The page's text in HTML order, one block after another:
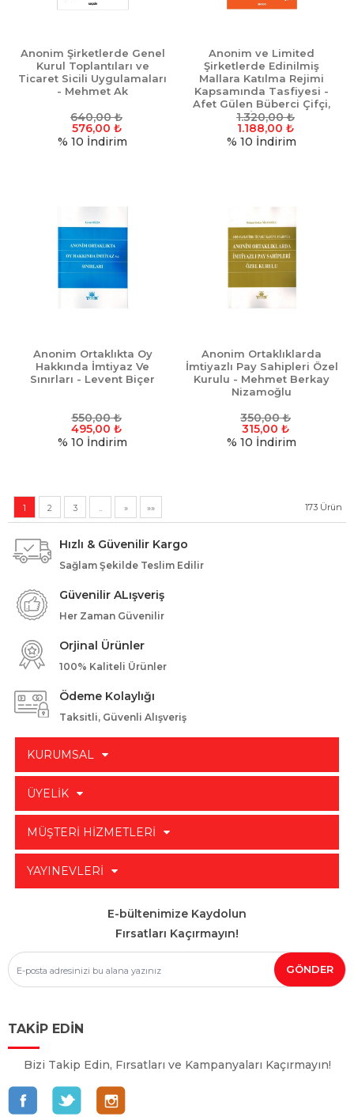
Anonim Şirketlerde Genel
Kurul Toplantıları ve
Ticaret Sicili Uygulamaları
- Mehmet Ak
640,00₺
576,00 ₺
% 10 İndirim
Anonim ve Limited
Şirketlerde Edinilmiş
Mallara Katılma Rejimi
Kapsamında Tasfiyesi -
Afet Gülen Büberci Çifçi,
Derya İçöz Demir
1.320,00₺
1.188,00 ₺
% 10 İndirim
Anonim Ortaklıkta Oy
Hakkında İmtiyaz Ve
Sınırları - Levent Biçer
550,00₺
495,00 ₺
% 10 İndirim
Anonim Ortaklıklarda
İmtiyazlı Pay Sahipleri Özel
Kurulu - Mehmet Berkay
Nizamoğlu
350,00₺
315,00 ₺
% 10 İndirim
173 Ürün
1 2 3 .. » »»
Hızlı & Güvenilir Kargo
Sağlam Şekilde Teslim Edilir
Güvenilir ALışveriş
Her Zaman Güvenilir
Orjinal Ürünler
100% Kaliteli Ürünler
Ödeme Kolaylığı
Taksitli, Güvenli Alışveriş
KURUMSAL
ÜYELİK
MÜŞTERİ HİZMETLERİ
YAYINEVLERİ
E-bültenimize Kaydolun
Fırsatları Kaçırmayın!
TAKİP EDİN
Bizi Takip Edin, Fırsatları ve Kampanyaları Kaçırmayın!